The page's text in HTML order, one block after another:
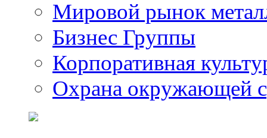
Мировой рынок
Бизнес Группы
Корпоративная
Охрана окружающей